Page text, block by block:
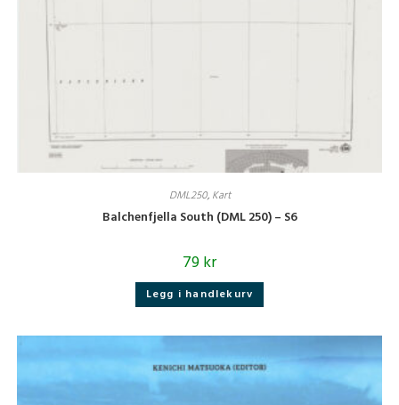
DML250, Kart
Balchenfjella South (DML 250) – S6
79kr
Legg i handlekurv